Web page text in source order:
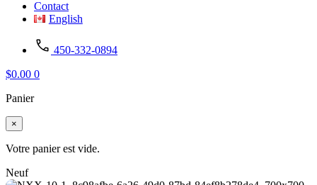
Contact
English
450-332-0894
$0.00 0
Panier
×
Votre panier est vide.
Neuf